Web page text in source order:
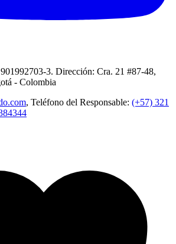
3. Dirección: Cra. 21 #87-48,
- Colombia
, Teléfono del Responsable: (+57) 321